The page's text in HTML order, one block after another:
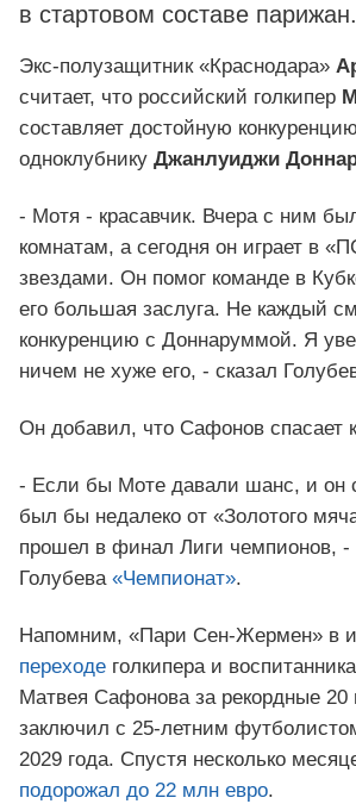
в стартовом составе парижан.
Экс-полузащитник «Краснодара»
считает, что российский голкипер
составляет достойную
одноклубнику Джанлуиджи
- Мотя - красавчик. Вчера с ним
комнатам, а сегодня он играет в
звездами. Он помог команде в
его большая заслуга. Не каждый
конкуренцию с Доннаруммой. Я
ничем не хуже его, - сказал
Он добавил, что Сафонов спасает
- Если бы Моте давали шанс, и он
был бы недалеко от «Золотого
прошел в финал Лиги чемпионов, -
Голубева «Чемпионат».
Напомним, «Пари Сен-Жермен» в
переходе голкипера и
Матвея Сафонова за рекордные
заключил с 25-летним
2029 года. Спустя несколько
подорожал до 22 млн евро.